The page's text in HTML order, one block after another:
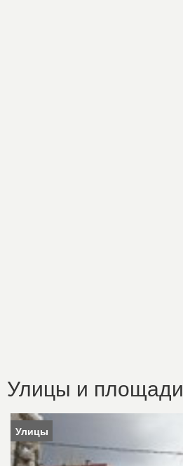
Улицы и площади
Улицы